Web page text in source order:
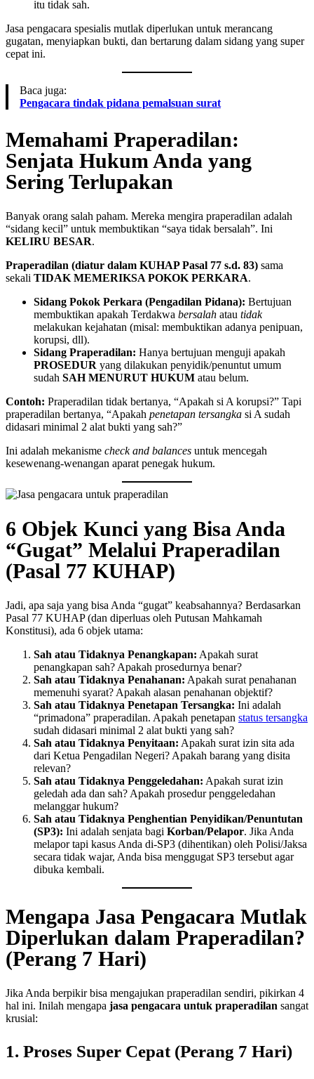
itu tidak sah.
Jasa pengacara spesialis mutlak diperlukan untuk merancang
gugatan, menyiapkan bukti, dan bertarung dalam sidang yang super
cepat ini.
Baca juga:
Pengacara tindak pidana pemalsuan surat
Memahami Praperadilan:
Senjata Hukum Anda yang
Sering Terlupakan
Banyak orang salah paham. Mereka mengira praperadilan adalah
“sidang kecil” untuk membuktikan “saya tidak bersalah”. Ini
KELIRU BESAR.
Praperadilan (diatur dalam KUHAP Pasal 77 s.d. 83) sama
sekali TIDAK MEMERIKSA POKOK PERKARA.
Sidang Pokok Perkara (Pengadilan Pidana): Bertujuan
membuktikan apakah Terdakwa bersalah atau tidak
melakukan kejahatan (misal: membuktikan adanya penipuan,
korupsi, dll).
Sidang Praperadilan: Hanya bertujuan menguji apakah
PROSEDUR yang dilakukan penyidik/penuntut umum
sudah SAH MENURUT HUKUM atau belum.
Contoh: Praperadilan tidak bertanya, “Apakah si A korupsi?” Tapi
praperadilan bertanya, “Apakah penetapan tersangka si A sudah
didasari minimal 2 alat bukti yang sah?”
Ini adalah mekanisme check and balances untuk mencegah
kesewenang-wenangan aparat penegak hukum.
6 Objek Kunci yang Bisa Anda
“Gugat” Melalui Praperadilan
(Pasal 77 KUHAP)
Jadi, apa saja yang bisa Anda “gugat” keabsahannya? Berdasarkan
Pasal 77 KUHAP (dan diperluas oleh Putusan Mahkamah
Konstitusi), ada 6 objek utama:
Sah atau Tidaknya Penangkapan: Apakah surat
penangkapan sah? Apakah prosedurnya benar?
Sah atau Tidaknya Penahanan: Apakah surat penahanan
memenuhi syarat? Apakah alasan penahanan objektif?
Sah atau Tidaknya Penetapan Tersangka: Ini adalah
“primadona” praperadilan. Apakah penetapan status tersangka
sudah didasari minimal 2 alat bukti yang sah?
Sah atau Tidaknya Penyitaan: Apakah surat izin sita ada
dari Ketua Pengadilan Negeri? Apakah barang yang disita
relevan?
Sah atau Tidaknya Penggeledahan: Apakah surat izin
geledah ada dan sah? Apakah prosedur penggeledahan
melanggar hukum?
Sah atau Tidaknya Penghentian Penyidikan/Penuntutan
(SP3): Ini adalah senjata bagi Korban/Pelapor. Jika Anda
melapor tapi kasus Anda di-SP3 (dihentikan) oleh Polisi/Jaksa
secara tidak wajar, Anda bisa menggugat SP3 tersebut agar
dibuka kembali.
Mengapa Jasa Pengacara Mutlak
Diperlukan dalam Praperadilan?
(Perang 7 Hari)
Jika Anda berpikir bisa mengajukan praperadilan sendiri, pikirkan 4
hal ini. Inilah mengapa jasa pengacara untuk praperadilan sangat
krusial:
1. Proses Super Cepat (Perang 7 Hari)